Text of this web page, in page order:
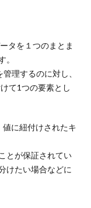
タを１つのまとま
。
理するのに対し、
て1つの要素とし
に紐付けされたキ
とが保証されてい
けたい場合などに